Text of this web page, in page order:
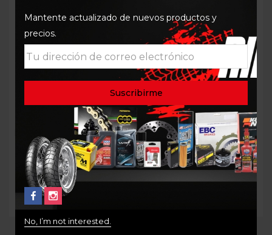
KIT DE PIÑONES HONDA
XADV 750 P20617NR-
17/P10627-38 AFAM
$325.000
Piñón de Arrastre BMW F
800 GS P166600NR-16
Delantero
$165.000
Mantente actualizado de nuevos productos y
precios.
No, I’m not interested.